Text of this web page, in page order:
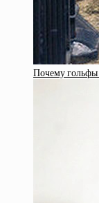
Почему гольфы